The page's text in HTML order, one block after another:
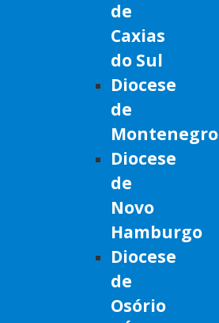
de
Caxias
do Sul
Diocese
de
Montenegro
Diocese
de
Novo
Hamburgo
Diocese
de
Osório